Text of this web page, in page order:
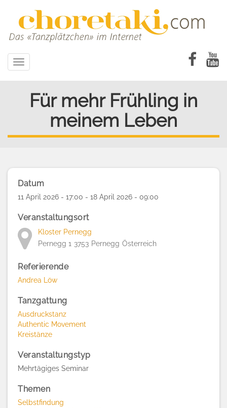
Toggle
navigation
Für mehr Frühling in
meinem Leben
Datum
11 April 2026 - 17:00 - 18 April 2026 - 09:00
Veranstaltungsort
Kloster Pernegg
Pernegg 1 3753 Pernegg Österreich
Referierende
Andrea Löw
Tanzgattung
Ausdruckstanz
Authentic Movement
Kreistänze
Veranstaltungstyp
Mehrtägiges Seminar
Themen
Selbstfindung